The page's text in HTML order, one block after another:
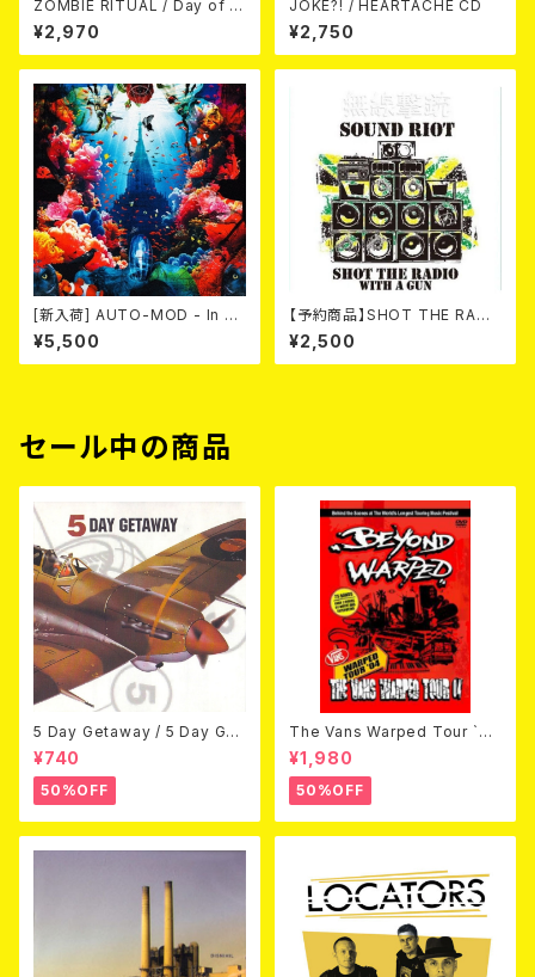
ZOMBIE RITUAL / Day of th
e Zombie Demons
¥2,970
JOKE?! / HEARTACHE CD
¥2,750
[新入荷] AUTO-MOD - In Th
e Wake Of KING AUTO-MO
D（CD+DVD/初回限定盤）
¥5,500
【予約商品】SHOT THE RADI
O WITH A GUN / SOUND RI
OT (CD)【8月８日発売】
¥2,500
セール中の商品
5 Day Getaway / 5 Day Get
away (CDEP)
¥740
50%OFF
The Vans Warped Tour `04
Beyond Warped (国内盤DV
D)
¥1,980
50%OFF